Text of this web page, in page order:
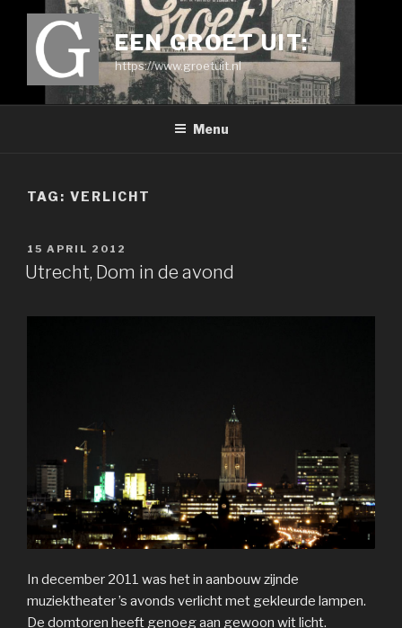
EEN GROET UIT:
https://www.groetuit.nl
Menu
TAG: VERLICHT
GEPLAATST
OP
15 APRIL 2012
Utrecht, Dom in de avond
In december 2011 was het in aanbouw zijnde
muziektheater ’s avonds verlicht met gekleurde lampen.
De domtoren heeft genoeg aan gewoon wit licht.